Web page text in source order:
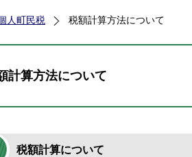
人町民税 税額計算方法について
計算方法について
税額計算について